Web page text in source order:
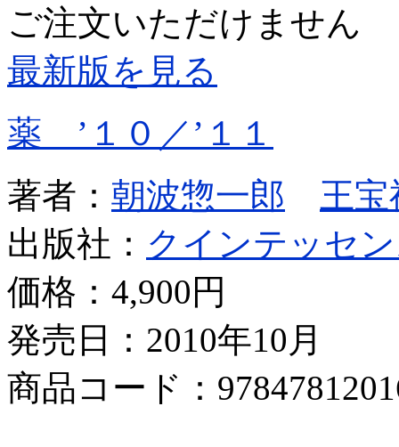
ご注文いただけません
最新版を見る
薬 ’１０／’１１
著者： 朝波惣一郎
王宝
出版社： クインテッセ
価格： 4,900円
発売日：2010年10月
商品コード：